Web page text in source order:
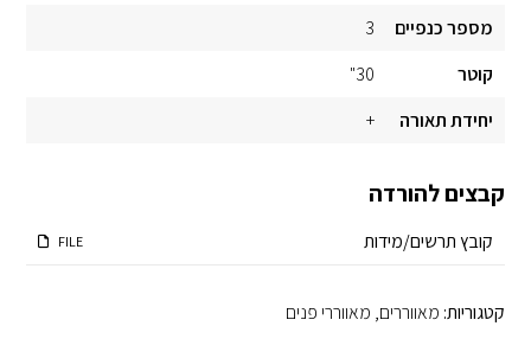
מספר כנפיים
3
קוטר
30"
יחידת תאורה
+
קבצים להורדה
קובץ תרשים/מידות FILE
קטגוריות: מאווררים, מאווררי פנים